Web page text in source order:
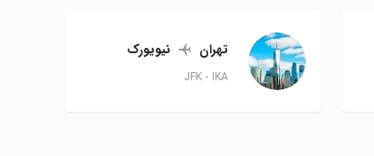
تهران نیویورک
IKA
JFK